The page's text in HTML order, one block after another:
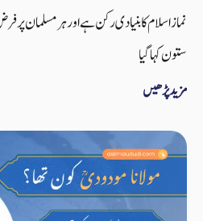
نماز اسلام کا بنیادی رکن ہے اور ہر مسلمان
ستون کہا گیا
مزید پڑھیں